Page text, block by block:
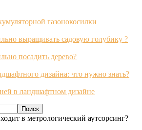
газонокосилки
выращивать садовую голубику ?
посадить дерево?
дизайна: что нужно знать?
в ландшафтном дизайне
в метрологический аутсорсинг?